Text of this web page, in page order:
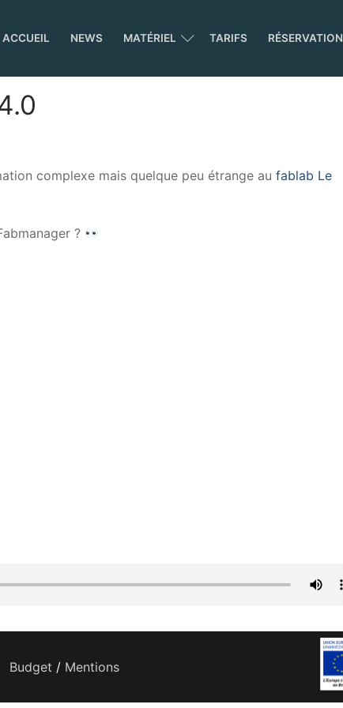
ACCUEIL NEWS MATÉRIEL TARIFS RÉSERVATION
complexe mais quelque peu étrange au fablab Le
?
Budget / Mentions